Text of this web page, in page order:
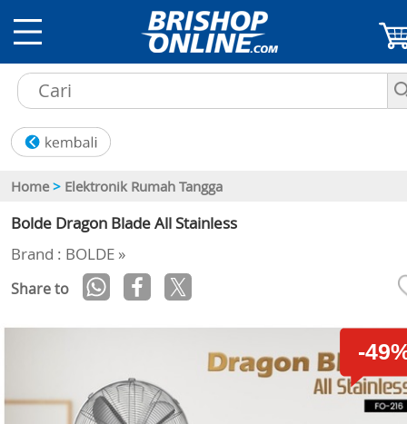
Home > Elektronik Rumah Tangga
Bolde Dragon Blade All Stainless
Brand : BOLDE »
Share to
-